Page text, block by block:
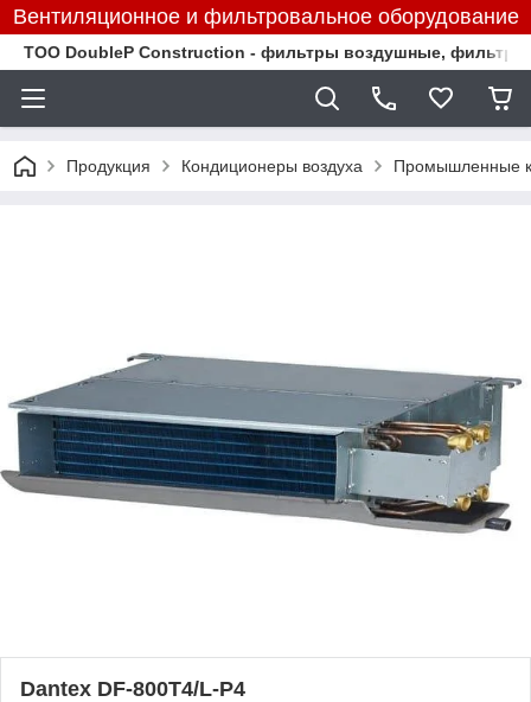
Вентиляционное и фильтровальное оборудование
TOO DoubleP Construction - фильтры воздушные,
Продукция Кондиционеры воздуха Промышленные
Dantex DF-800T4/L-P4